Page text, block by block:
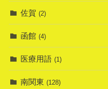
佐賀 (2)
函館 (4)
医療用語 (1)
南関東 (128)